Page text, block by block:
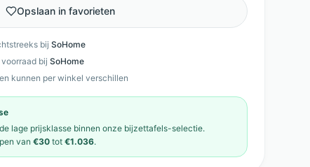
Opslaan in favorieten
bij SoHome
bij SoHome
kunnen per winkel verschillen
lage prijsklasse binnen onze bijzettafels-selectie.
van €30 tot €1.036.